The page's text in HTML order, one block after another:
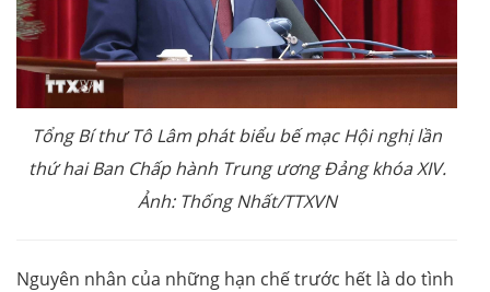
Tổng Bí thư Tô Lâm phát biểu bế mạc Hội nghị lần
thứ hai Ban Chấp hành Trung ương Đảng khóa XIV.
Ảnh: Thống Nhất/TTXVN
Nguyên nhân của những hạn chế trước hết là do tình